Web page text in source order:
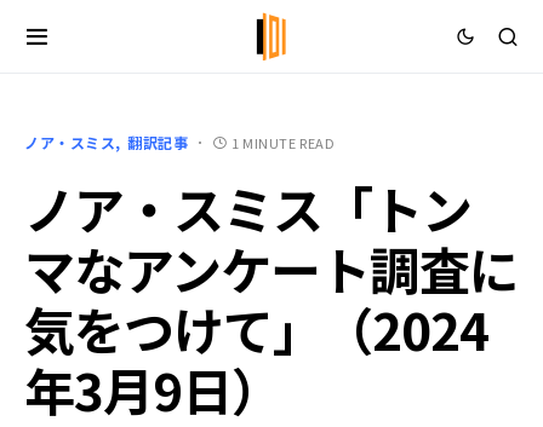
ノア・スミス 翻訳記事 1 MINUTE READ
ノア・スミス「トン
マなアンケート調査に
気をつけて」（2024
年3月9日）